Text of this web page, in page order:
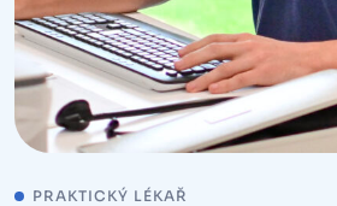
PRAKTICKÝ LÉKAŘ